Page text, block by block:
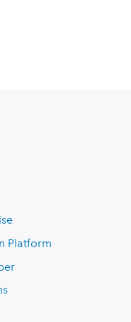
Platform